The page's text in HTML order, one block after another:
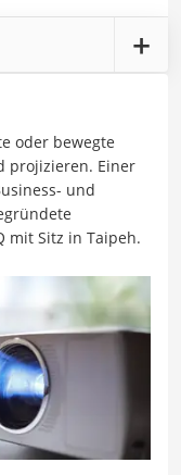
oder bewegte
projizieren. Einer
und
mit Sitz in Taipeh.